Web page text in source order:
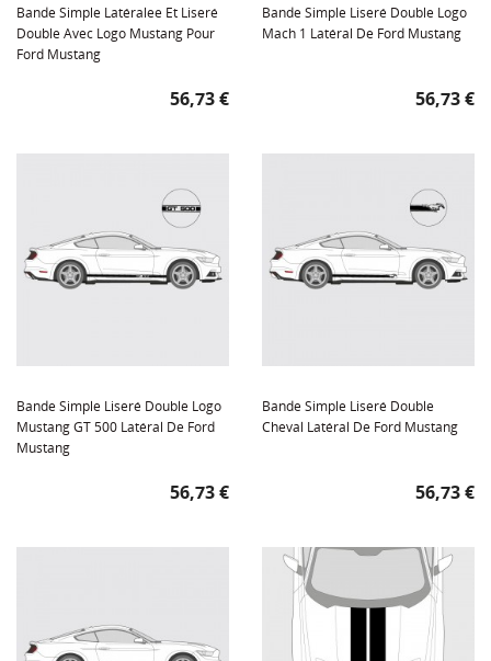
Bande Simple Latéralee Et Liseré
Double Avec Logo Mustang Pour
Ford Mustang
Prix
56,73 €
Bande Simple Liseré Double Logo
Mach 1 Latéral De Ford Mustang
Prix
56,73 €
Bande Simple Liseré Double Logo
Mustang GT 500 Latéral De Ford
Mustang
Prix
56,73 €
Bande Simple Liseré Double
Cheval Latéral De Ford Mustang
Prix
56,73 €